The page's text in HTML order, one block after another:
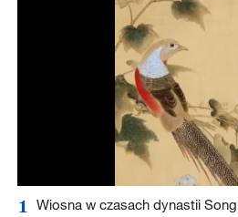
1 Wiosna w czasach dynastii Song